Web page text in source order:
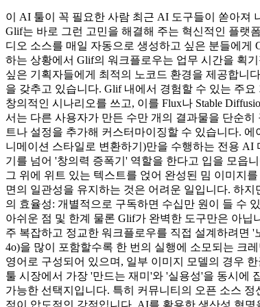
이 AI 툴이 꼭 필요한 사람 최근 AI 도구들이 쏟아져
Glif는 바로 그런 고민을 해결해 주는 혁신적인 플랫
디오 소스를 매일 자동으로 생성하고 싶은 분들에
하는 상황에서 Glif의 워크플로우는 업무 시간을 획
싶은 기획자들에게 최적의 노코드 환경을 제공합니
을 갖추고 있습니다. Glif 내에서 경험할 수 있는 주
창의적인 시나리오를 쓰고, 이를 Flux나 Stable
서는 다른 사용자가 만든 수만 개의 결과물을 단순
트나 설정을 추가해 커스터마이징할 수 있습니다.
니메이션 스타일로 변환하기)만을 수행하는 전용
기를 넘어 '창의력 증폭기' 역할을 한다고 입을 모읍
그 위에 위트 있는 텍스트를 얹어 완성된 밈 이미지
면의 일관성을 유지하는 것은 어려운 일입니다. 하
의 효율성: 개별적으로 구독하면 수십만 원이 들 수
아쉬운 점 및 한계 물론 Glif가 완벽한 도구만은 아닙
주 복잡하고 정교한 워크플로우를 직접 설계하려면
4o)을 많이 포함할수록 한 번의 실행에 소모되는 크
영어로 구성되어 있으며, 일부 이미지 모델의 경우
툴 시장에서 가장 '만드는 재미'와 '실용성'을 동시에
가능한 선택지입니다. 특히 커뮤니티의 오픈 소스
점이 압도적인 강점입니다. AI를 활용한 생산성 혁